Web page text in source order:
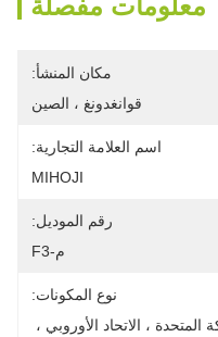
معلومات مفصلة
مكان المنشأ:
قوانغدونغ ، الصين
اسم العلامة التجارية:
MIHOJI
رقم الموديل:
م-F3
نوع المكونات: